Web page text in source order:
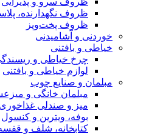
ظروف نگهدارنده،
ظروف پخت‌وپز
خوردنی و آشامیدنی
خیاطی و بافتنی
چرخ خیاطی و
لوازم خیاطی و بافتنی
مبلمان و صنایع چوب
مبلمان خانگی و
میز و صندلی غذاخوری
بوفه، ویترین و کنسول
کتابخانه، شلف و